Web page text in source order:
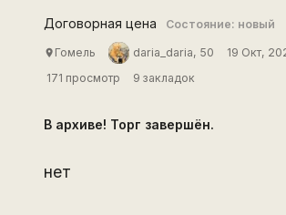
Договорная цена Состояние: новый
place Гомель daria_daria, 50 19 Окт,
171 просмотр
9 закладок
В архиве! Торг завершён.
нет